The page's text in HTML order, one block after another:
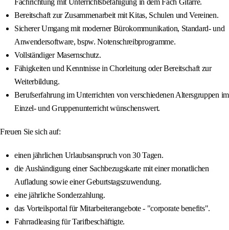
Fachrichtung mit Unterrichtsbefähigung in dem Fach Gitarre.
Bereitschaft zur Zusammenarbeit mit Kitas, Schulen und Vereinen.
Sicherer Umgang mit moderner Bürokommunikation, Standard- und
Anwendersoftware, bspw. Notenschreibprogramme.
Vollständiger Masernschutz.
Fähigkeiten und Kenntnisse in Chorleitung oder Bereitschaft zur
Weiterbildung.
Berufserfahrung im Unterrichten von verschiedenen Altersgruppen im
Einzel- und Gruppenunterricht wünschenswert.
Freuen Sie sich auf:
einen jährlichen Urlaubsanspruch von 30 Tagen.
die Aushändigung einer Sachbezugskarte mit einer monatlichen
Aufladung sowie einer Geburtstagszuwendung.
eine jährliche Sonderzahlung.
das Vorteilsportal für Mitarbeiterangebote - "corporate benefits".
Fahrradleasing für Tarifbeschäftigte.